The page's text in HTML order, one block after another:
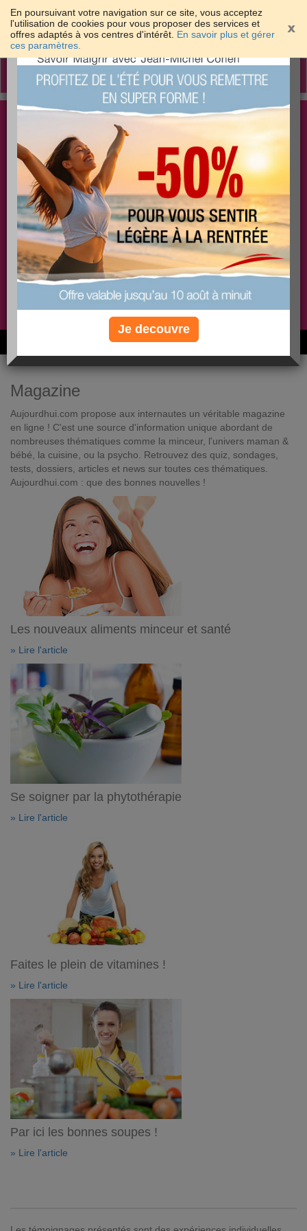
En poursuivant votre navigation sur ce site, vous acceptez
l'utilisation de cookies pour vous proposer des services et
offres adaptés à vos centres d'intérêt. En savoir plus et gérer
ces paramètres.
Toggle
Les meilleures solutions pour maigrir et être bien
dans sa peau
PLUS
EFFICACE
PLUS
SANTÉ
PLUS
COACHING
Non, je préfère le régime gratuit
6M de personnes ont maigri et réappris à manger avec nous
Magazine
Aujourdhui.com propose aux internautes un véritable magazine
en ligne ! C'est une source d'information unique abordant de
nombreuses thématiques comme la minceur, l'univers maman &
bébé, la cuisine, ou la psycho. Retrouvez des quiz, sondages,
tests, dossiers, articles et news sur toutes ces thématiques.
Aujourdhui.com : que des bonnes nouvelles !
Les nouveaux aliments minceur et santé
» Lire l'article
Se soigner par la phytothérapie
» Lire l'article
Faites le plein de vitamines !
» Lire l'article
Par ici les bonnes soupes !
» Lire l'article
×
Je decouvre